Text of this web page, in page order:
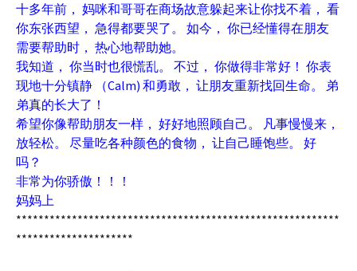
十多年前， 妈咪和哥哥在商场故意躲起来让你找不着， 看
你东张西望， 急得都要哭了。 如今， 你已经懂得在朋友
需要帮助时， 热心地帮助她。
我知道， 你当时也很慌乱。 不过， 你做得非常好！ 你表
现地十分镇静 （Calm) 和勇敢， 让朋友重新找回生命。 弟
弟真的长大了！
希望你像帮助朋友一样， 好好地照顾自己。 凡事慢慢来，
放轻松。 尽量吃各种颜色的食物， 让自己睡饱些。 好
吗？
非常为你骄傲！！！
妈妈上
**********************************************************
*********************